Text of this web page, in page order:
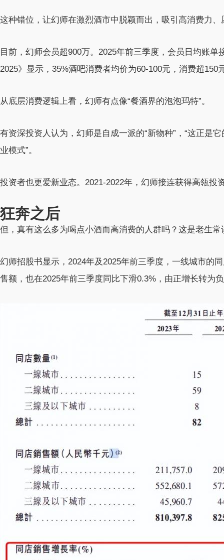
这种错位，让幻师在激烈酒市中脱颖而出，吸引高消费力
目前，幻师会员超900万。2025年前三季度，会员日均账
2025》显示，35%酒吧消费者均价为60-100元，消费超150
从底层消费逻辑上看，幻师有点像“餐酒界的泡泡玛特”。
有资深投资人认为，幻师是自成一派的“新物种”，“这正是
业模式”。
投资者也更爱新业态。2021-2022年，幻师接连获得高瓴投
狂奔之后
但，真有这么多为喝点小酒而高消费的人群吗？这是老生常
幻师招股书显示，2024年及2025年前三季度，一线城市的
售额，也在2025年前三季度同比下滑0.3%，由正增长转为